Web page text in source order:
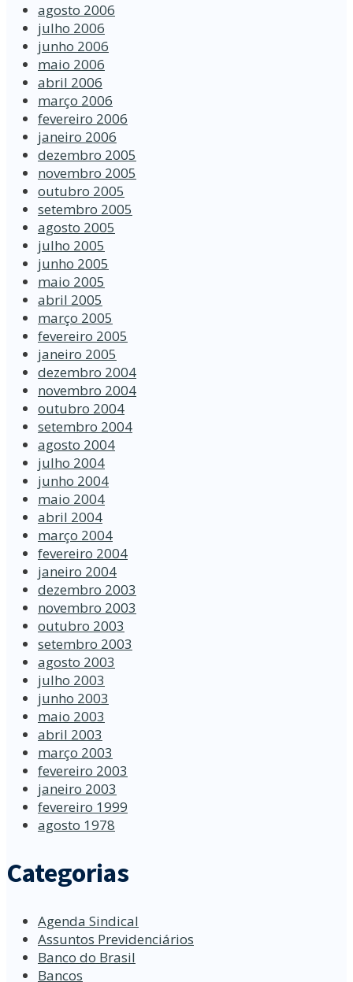
agosto 2006
julho 2006
junho 2006
maio 2006
abril 2006
março 2006
fevereiro 2006
janeiro 2006
dezembro 2005
novembro 2005
outubro 2005
setembro 2005
agosto 2005
julho 2005
junho 2005
maio 2005
abril 2005
março 2005
fevereiro 2005
janeiro 2005
dezembro 2004
novembro 2004
outubro 2004
setembro 2004
agosto 2004
julho 2004
junho 2004
maio 2004
abril 2004
março 2004
fevereiro 2004
janeiro 2004
dezembro 2003
novembro 2003
outubro 2003
setembro 2003
agosto 2003
julho 2003
junho 2003
maio 2003
abril 2003
março 2003
fevereiro 2003
janeiro 2003
fevereiro 1999
agosto 1978
Categorias
Agenda Sindical
Assuntos Previdenciários
Banco do Brasil
Bancos